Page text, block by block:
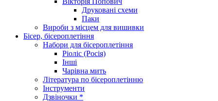
Друковані схеми
Паки
Вироби з місцем для вишивки
Бісер, бісероплетіння
Набори для бісероплетіння
Ріоліс (Росія)
Інші
Чарівна мить
Література по бісероплетінню
Інструменти
Дзвіночки *